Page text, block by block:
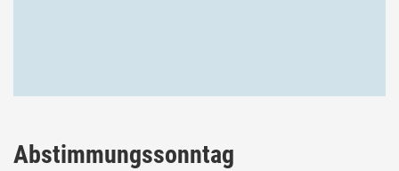
Abstimmungssonntag